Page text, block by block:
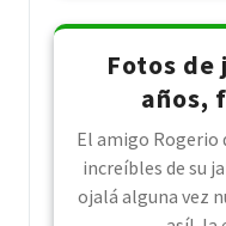
Fotos de
años,
El amigo Rogerio
increíbles de su
ojalá alguna vez